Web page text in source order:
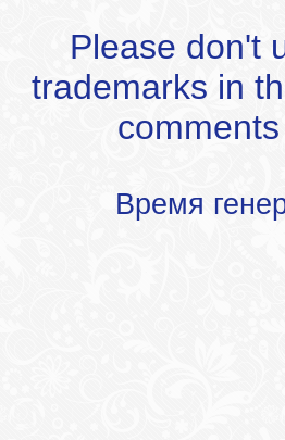
Please don't
trademarks in
Время